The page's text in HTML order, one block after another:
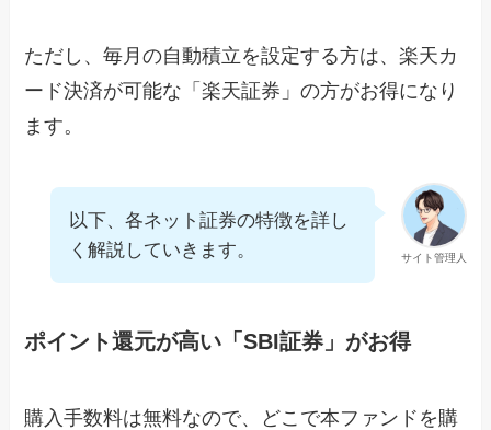
ただし、毎月の自動積立を設定する方は、楽天カ
ード決済が可能な「楽天証券」の方がお得になり
ます。
サイト管理人
以下、各ネット証券の特徴を詳し
く解説していきます。
ポイント還元が高い「SBI証券」がお得
購入手数料は無料なので、どこで本ファンドを購